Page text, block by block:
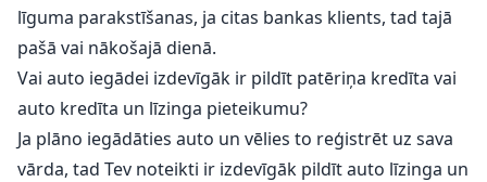
līguma parakstīšanas, ja citas bankas klients, tad tajā
pašā vai nākošajā dienā.
Vai auto iegādei izdevīgāk ir pildīt patēriņa kredīta vai
auto kredīta un līzinga pieteikumu?
Ja plāno iegādāties auto un vēlies to reģistrēt uz sava
vārda, tad Tev noteikti ir izdevīgāk pildīt auto līzinga un